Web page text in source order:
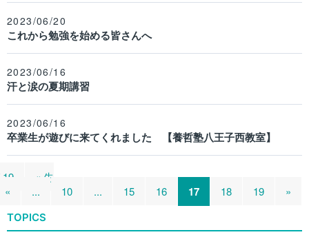
2023/06/20
これから勉強を始める皆さんへ
2023/06/16
汗と涙の夏期講習
2023/06/16
卒業生が遊びに来てくれました 【養哲塾八王子西教室】
19
« 先
«
... 10 ... 15 16 17 18 19 »
TOPICS